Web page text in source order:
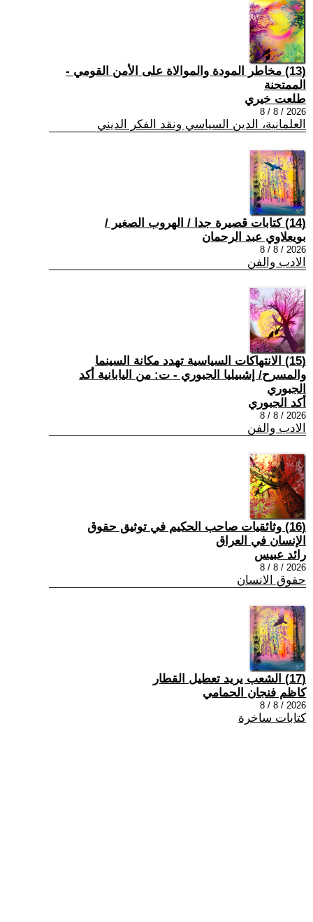
(13) مخاطر المودة والموالاة على الأمن القومي -
الممتحنة
طلعت خيري
2026 / 8 / 8
العلمانية، الدين السياسي ونقد الفكر الديني
(14) كتابات قصيرة جدا / الهروب الصغير /
بويعلاوي عبد الرحمان
2026 / 8 / 8
الادب والفن
(15) الانتهاكات السياسية تهدد مكانة السينما
والمسرح/ إشبيليا الجبوري - ت: من اليابانية أكد
الجبوري
أكد الجبوري
2026 / 8 / 8
الادب والفن
(16) وثائقيات صاحب الحكيم في توثيق حقوق
الإنسان في العراق
رائد عبيس
2026 / 8 / 8
حقوق الانسان
(17) الشعب يريد تعطيل القطار
كاظم فنجان الحمامي
2026 / 8 / 8
كتابات ساخرة